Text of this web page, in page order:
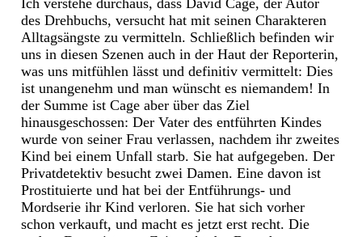
Ich verstehe durchaus, dass David Cage, der Autor
des Drehbuchs, versucht hat mit seinen Charakteren
Alltagsängste zu vermitteln. Schließlich befinden wir
uns in diesen Szenen auch in der Haut der Reporterin,
was uns mitfühlen lässt und definitiv vermittelt: Dies
ist unangenehm und man wünscht es niemandem! In
der Summe ist Cage aber über das Ziel
hinausgeschossen: Der Vater des entführten Kindes
wurde von seiner Frau verlassen, nachdem ihr zweites
Kind bei einem Unfall starb. Sie hat aufgegeben. Der
Privatdetektiv besucht zwei Damen. Eine davon ist
Prostituierte und hat bei der Entführungs- und
Mordserie ihr Kind verloren. Sie hat sich vorher
schon verkauft, und macht es jetzt erst recht. Die